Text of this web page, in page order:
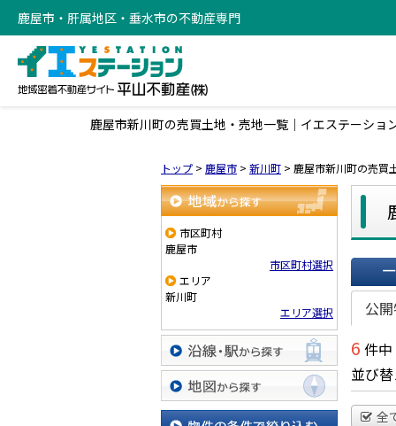
鹿屋市・肝属地区・垂水市の不動産専門
鹿屋市新川町の売買土地・売地一覧｜イエステーシ
トップ > 鹿屋市 > 新川町 > 鹿屋市新川町の売買
地域から探す
市区町村
鹿屋市
市区町村選択
エリア
新川町
エリア選択
沿線・駅から探す
地図から探す
一覧
公
6 件
並び
全